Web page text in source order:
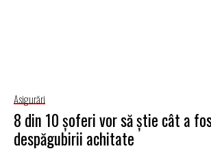
Asigurări
8 din 10 șoferi vor să știe cât a
despăgubirii achitate